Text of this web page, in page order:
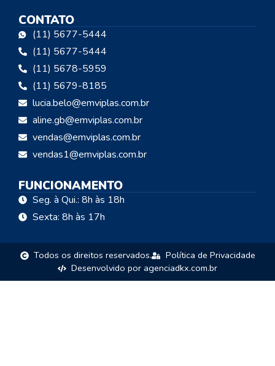
CONTATO
(11) 5677-5444
(11) 5677-5444
(11) 5678-5959
(11) 5679-8185
lucia.belo@emviplas.com.br
aline.gb@emviplas.com.br
vendas@emviplas.com.br
vendas1@emviplas.com.br
FUNCIONAMENTO
Seg. à Qui.: 8h às 18h
Sexta: 8h às 17h
Todos os direitos reservados.
Política de Privacidade
Desenvolvido por agenciadkx.com.br